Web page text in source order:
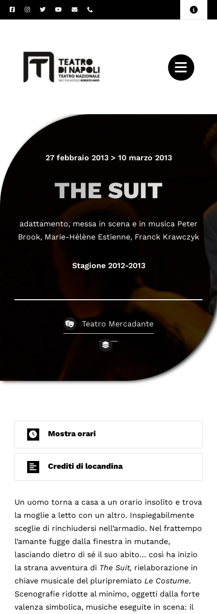
Salta
al
Toggle
27 febbraio 2013 > 10 marzo 2013
THE SUIT
adattamento, messa in scena e in musica Peter
Brook, Marie-Hélène Estienne, Franck Krawczyk
Stagione 2012-2013
Teatro Mercadante
Mostra orari
Crediti di locandina
Un uomo torna a casa a un orario insolito e trova
la moglie a letto con un altro. Inspiegabilmente
sceglie di rinchiudersi nell’armadio. Nel frattempo
l’amante fugge dalla finestra in mutande,
lasciando dietro di sé il suo abito… così ha inizio
la strana avventura di The Suit, rielaborazione in
chiave musicale del pluripremiato Le Costume.
Scenografie ridotte al minimo, oggetti dalla forte
valenza simbolica, musiche eseguite in scena: il